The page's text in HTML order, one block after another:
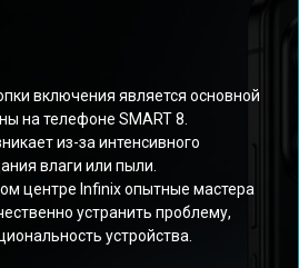
включения является основной
на телефоне SMART 8.
из-за интенсивного
влаги или пыли.
центре Infinix опытные мастера
устранить проблему,
устройства.